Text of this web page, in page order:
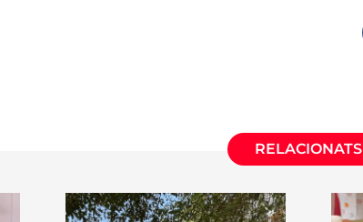
RELACIONATS